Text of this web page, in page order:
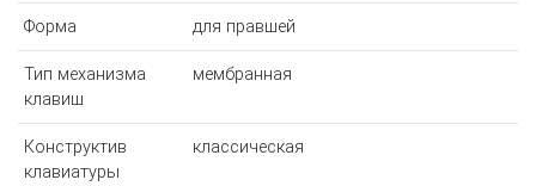
Форма для правшей
Тип механизма
клавиш
мембранная
Конструктив
клавиатуры
классическая